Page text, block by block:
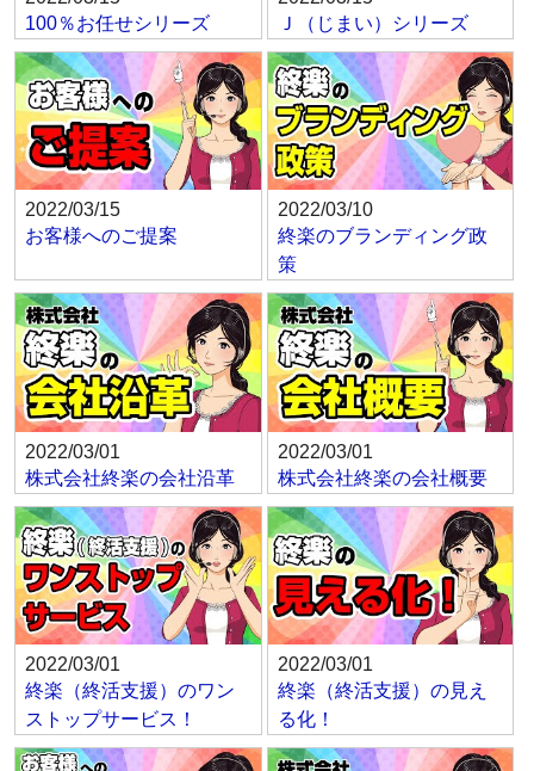
100％お任せシリーズ
Ｊ（じまい）シリーズ
2022/03/15
お客様へのご提案
2022/03/10
終楽のブランディング政
策
2022/03/01
株式会社終楽の会社沿革
2022/03/01
株式会社終楽の会社概要
2022/03/01
終楽（終活支援）のワン
ストップサービス！
2022/03/01
終楽（終活支援）の見え
る化！